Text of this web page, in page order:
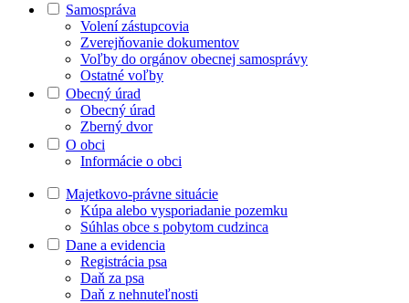
Samospráva
Volení zástupcovia
Zverejňovanie dokumentov
Voľby do orgánov obecnej samosprávy
Ostatné voľby
Obecný úrad
Obecný úrad
Zberný dvor
O obci
Informácie o obci
Majetkovo-právne situácie
Kúpa alebo vysporiadanie pozemku
Súhlas obce s pobytom cudzinca
Dane a evidencia
Registrácia psa
Daň za psa
Daň z nehnuteľnosti